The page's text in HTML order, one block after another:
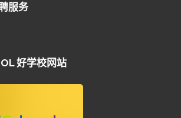
服务
好学校网站